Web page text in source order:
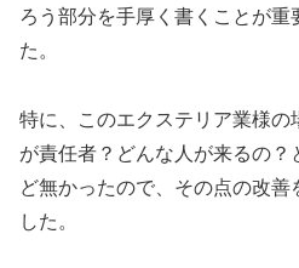
ろう部分を手厚く書くことが
た。
特に、このエクステリア業様
が責任者？どんな人が来るの
ど無かったので、その点の改
した。